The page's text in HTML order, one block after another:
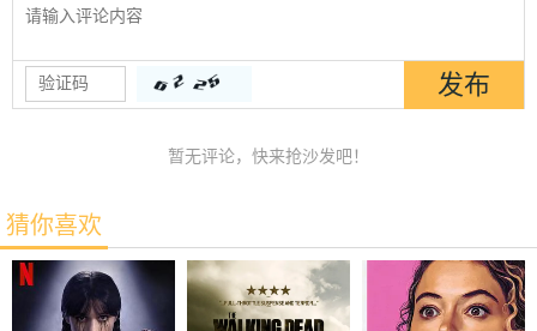
暂无评论，快来抢沙发吧！
猜你喜欢